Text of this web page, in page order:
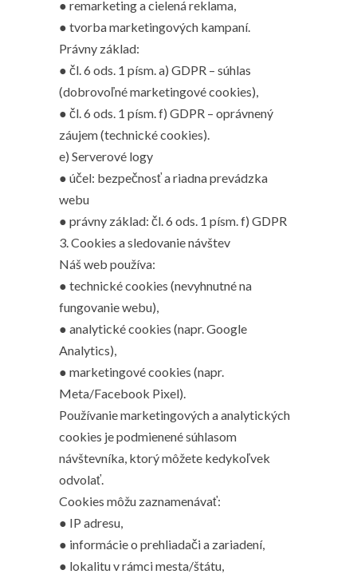
● remarketing a cielená reklama,
● tvorba marketingových kampaní.
Právny základ:
● čl. 6 ods. 1 písm. a) GDPR – súhlas
(dobrovoľné marketingové cookies),
● čl. 6 ods. 1 písm. f) GDPR – oprávnený
záujem (technické cookies).
e) Serverové logy
● účel: bezpečnosť a riadna prevádzka
webu
● právny základ: čl. 6 ods. 1 písm. f) GDPR
3. Cookies a sledovanie návštev
Náš web používa:
● technické cookies (nevyhnutné na
fungovanie webu),
● analytické cookies (napr. Google
Analytics),
● marketingové cookies (napr.
Meta/Facebook Pixel).
Používanie marketingových a analytických
cookies je podmienené súhlasom
návštevníka, ktorý môžete kedykoľvek
odvolať.
Cookies môžu zaznamenávať:
● IP adresu,
● informácie o prehliadači a zariadení,
● lokalitu v rámci mesta/štátu,